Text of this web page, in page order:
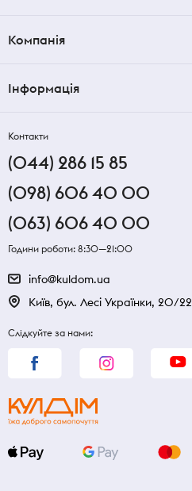
Компанія
Інформація
Контакти
(044) 286 15 85
(098) 606 40 00
(063) 606 40 00
Години роботи: 8:30—21:00
info@kuldom.ua
Київ, бул. Лесі Українки, 20/22
Слідкуйте за нами: